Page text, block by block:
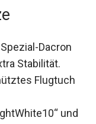
Dacron
Stabilität.
Flugtuch